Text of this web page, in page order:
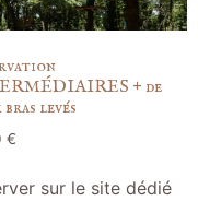
+ de
bras levés
€
sur le site dédié